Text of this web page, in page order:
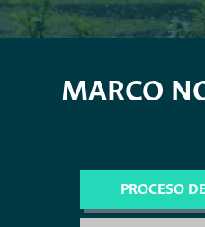
MARCO
PROCESO